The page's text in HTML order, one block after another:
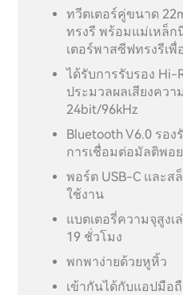
ทวีตเตอร์คู่ขนาด
ทรงรี พร้อมแม่เหล็ก
เตอร์พาสซีฟทรงรีเ
ได้รับการรับรอง Hi-
ประมวลผลเสียงควา
24bit/96kHz
Bluetooth V6.0 รอ
การเชื่อมต่อมัลติพอ
พอร์ต USB-C และส
ใช้งาน
แบตเตอรี่ความจุสูง
19 ชั่วโมง
พกพาง่ายด้วยหูหิ้ว
เข้ากันได้กับแอปมือถื